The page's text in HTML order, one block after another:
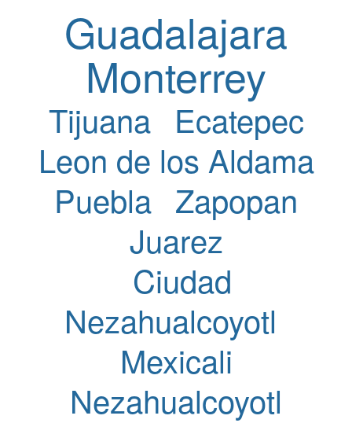
Guadalajara
Monterrey
Tijuana Ecatepec
Leon de los Aldama
Puebla Zapopan
Juarez
Ciudad
Nezahualcoyotl
Mexicali
Nezahualcoyotl